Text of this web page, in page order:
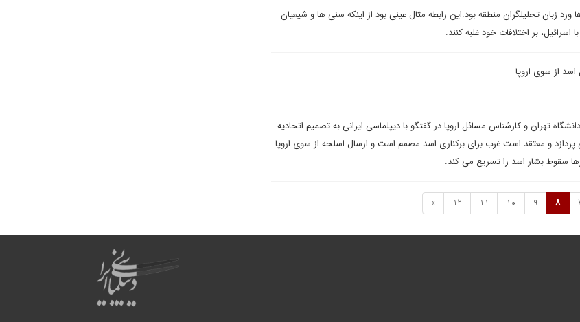
زبان تحلیلگران منطقه بود.این رابطه مثال عینی بود از اینکه سنی ها و شیعیان
بر اختلافات خود غلبه کنند.
از سوی اروپا
تهران و کارشناس مسائل اروپا در گفتگو با دیپلماسی ایرانی به تصمیم اتحادیه
پردازد و معتقد است غرب برای برکناری اسد مصمم است و ارسال اسلحه از سوی اروپا
سقوط بشار اسد را تسریع می کند.
8
9
10
11
12
»